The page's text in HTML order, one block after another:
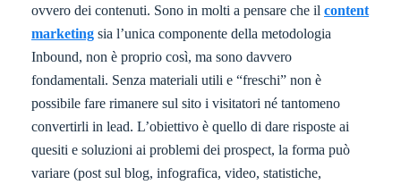
ovvero dei contenuti. Sono in molti a pensare che il content
marketing sia l’unica componente della metodologia
Inbound, non è proprio così, ma sono davvero
fondamentali. Senza materiali utili e “freschi” non è
possibile fare rimanere sul sito i visitatori né tantomeno
convertirli in lead. L’obiettivo è quello di dare risposte ai
quesiti e soluzioni ai problemi dei prospect, la forma può
variare (post sul blog, infografica, video, statistiche,